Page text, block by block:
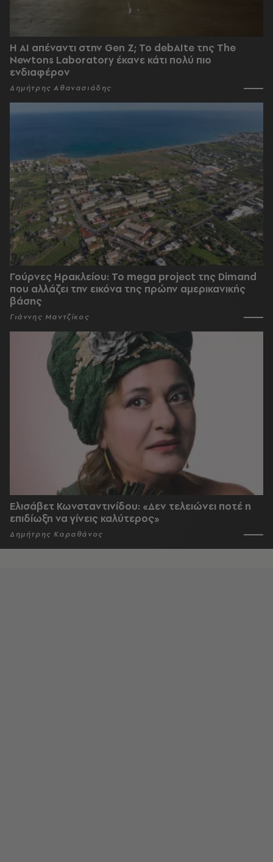
Η AI απέναντι στην Gen Z; Το debAIte της The
Newtons Laboratory έκανε κάτι πολύ πιο
ενδιαφέρον
Δημήτρης Αθανασιάδης
Γούρνες Ηρακλείου: To mega project της Dimand
που αλλάζει την εικόνα της πρώην αμερικανικής
βάσης
Γιάννης Μαντζίκος
Ελισάβετ Κωνσταντινίδου: «Δεν τελειώνει ποτέ η
επιδίωξη να γίνεις καλύτερος»
Δημήτρης Καραθάνος